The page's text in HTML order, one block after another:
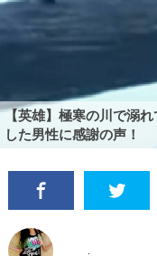
【英雄】極寒の川で溺
した男性に感謝の声！